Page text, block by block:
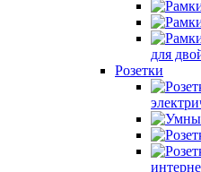
для
Розетки